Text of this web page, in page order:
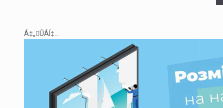
Á‡„ÛÁÍ‡...